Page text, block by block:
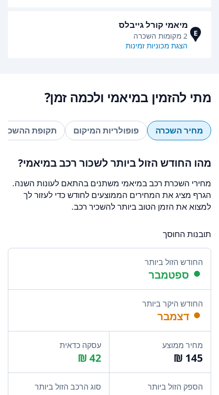
E
מיאמי קורל גייבלס
2 מקומות השכרה
הצגת מכוניות זמינות
מתי להזמין במיאמי ולכמה זמן?
מחיר השכרה פופולריות המיקום תקופת
מהו החודש הזול ביותר לשכור רכב במיאמי?
מחירי השכרת רכב במיאמי משתנים בהתאם לעונות השנה.
הגרף מציג את המחירים הממוצעים לחודש כדי לעזור לך
למצוא את הזמן הטוב ביותר להשכיר רכב.
תובנות החוסך
החודש הזול ביותר
ספטמבר
החודש היקר ביותר
דצמבר
מחיר ממוצע עסקה כדאית
הספק הזול ביותר סוג הרכב הזול ביותר